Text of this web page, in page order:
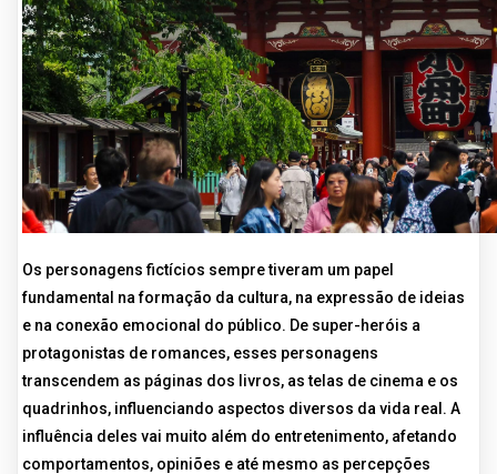
Os personagens fictícios sempre tiveram um papel
fundamental na formação da cultura, na expressão de ideias
e na conexão emocional do público. De super-heróis a
protagonistas de romances, esses personagens
transcendem as páginas dos livros, as telas de cinema e os
quadrinhos, influenciando aspectos diversos da vida real. A
influência deles vai muito além do entretenimento, afetando
comportamentos, opiniões e até mesmo as percepções